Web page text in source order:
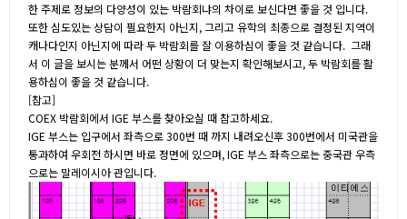
한 주제로 정보의 다양성이 있는 박람회냐의 차이로 보신다면 좋을 것 입니다.
또한 심도있는 상담이 필요한지 아닌지, 그리고 유학의 최종으로 결정된 지역이
캐나다인지 아닌지에 따라 두 박람회를 잘 이용하심이 좋을 것 같습니다. 그래
서 이 글을 보시는 분께서 어떤 상황이 더 맞는지 확인해보시고, 두 박람회를 활
용하심이 좋을 것 같습니다.
[참고]
COEX 박람회에서 IGE 부스를 찾아오실 때 참고하세요.
IGE 부스는 입구에서 좌측으로 300번 때 까지 내려오신후 300번에서 미국관을
통과하여 우회전 하시면 바로 정면에 있으며, IGE 부스 좌측으로는 중국관 우측
으로는 말레이시아 관입니다.